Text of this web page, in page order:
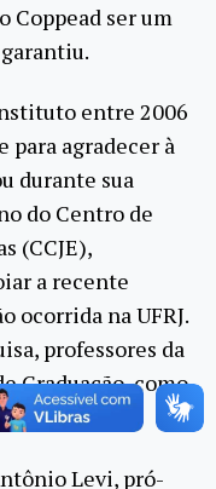
Coppead ser um
entre 2006
para agradecer à
durante sua
do Centro de
(CCJE),
a recente
ocorrida na UFRJ.
professores da
Graduação, como
Levi, pró-